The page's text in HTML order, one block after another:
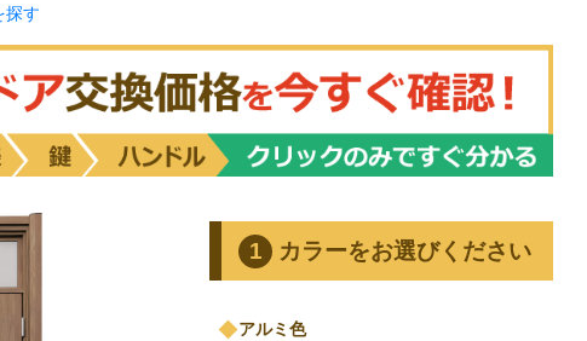
探す
カラーをお選びください
アルミ色